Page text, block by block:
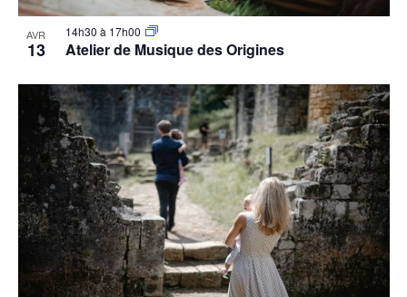
AVR
13 Atelier de Musique des Origines
14h30 à 17h00